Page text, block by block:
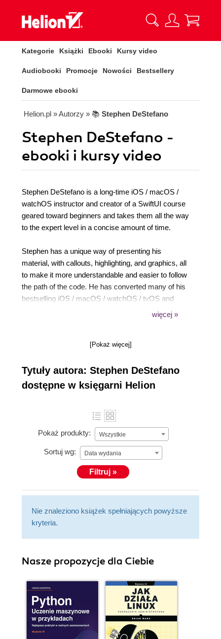
Kategorie Książki Ebooki Kursy video
Audiobooki Promocje Nowości Bestsellery
Darmowe ebooki
Helion.pl » Autorzy » 📚 Stephen DeStefano
Stephen DeStefano -
ebooki i kursy video
Stephen DeStefano is a long-time iOS / macOS /
watchOS instructor and creator of a SwiftUI course
geared toward beginners and takes them all the way
to the expert level in a concise amount of time.
Stephen has a unique way of presenting his
material, with callouts, highlighting, and graphics, all
to make it more understandable and easier to follow
the path of the code. He has converted many of his
bestselling iOS / macOS / watchOS / tvOS and
other books into lecture-style courses—so, you are
więcej »
[Pokaż więcej]
Tytuły autora: Stephen DeStefano
dostępne w księgarni Helion
Pokaż produkty: Wszystkie
Sortuj wg: Data wydania
Filtruj »
Nie znaleziono książek spełniających powyższe
kryteria.
Nasze propozycje dla Ciebie